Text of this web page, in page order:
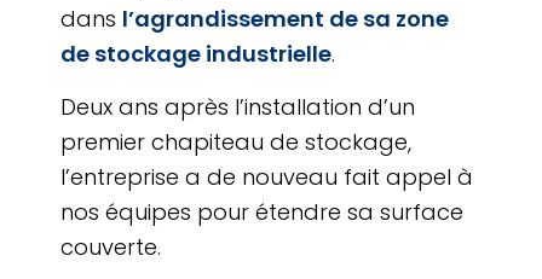
dans l’agrandissement de sa zone
de stockage industrielle.
Deux ans après l’installation d’un
premier chapiteau de stockage,
l’entreprise a de nouveau fait appel à
nos équipes pour étendre sa surface
couverte.